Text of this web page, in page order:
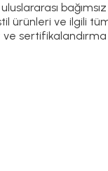
ürünleri ve ilgili
sertifikalandırma